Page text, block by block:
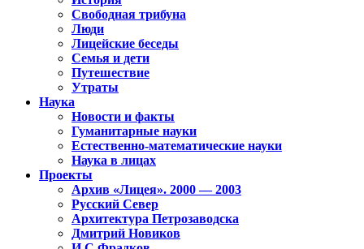
Свободная трибуна
Люди
Лицейские беседы
Семья и дети
Путешествие
Утраты
Наука
Новости и факты
Гуманитарные науки
Естественно-математические науки
Наука в лицах
Проекты
Архив «Лицея». 2000 — 2003
Русский Север
Архитектура Петрозаводска
Дмитрий Новиков